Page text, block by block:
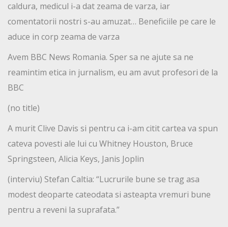
caldura, medicul i-a dat zeama de varza, iar
comentatorii nostri s-au amuzat… Beneficiile pe care le
aduce in corp zeama de varza
Avem BBC News Romania. Sper sa ne ajute sa ne
reamintim etica in jurnalism, eu am avut profesori de la
BBC
(no title)
A murit Clive Davis si pentru ca i-am citit cartea va spun
cateva povesti ale lui cu Whitney Houston, Bruce
Springsteen, Alicia Keys, Janis Joplin
(interviu) Stefan Caltia: “Lucrurile bune se trag asa
modest deoparte cateodata si asteapta vremuri bune
pentru a reveni la suprafata.”